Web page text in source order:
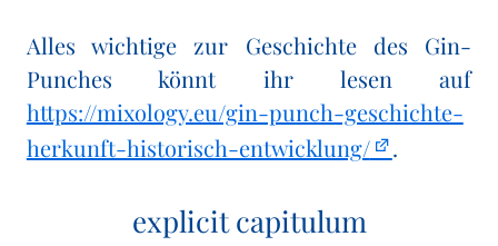
Alles wichtige zur Geschichte des Gin-
Punches könnt ihr lesen auf
https://mixology.eu/gin-punch-geschichte-
herkunft-historisch-entwicklung/
.
explicit capitulum